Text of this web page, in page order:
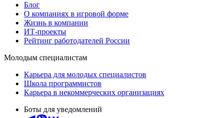
Блог
О компаниях в игровой форме
Жизнь в компании
ИТ-проекты
Рейтинг работодателей России
Молодым специалистам
Карьера для молодых специалистов
Школа программистов
Карьера в некоммерческих организациях
Боты для уведомлений